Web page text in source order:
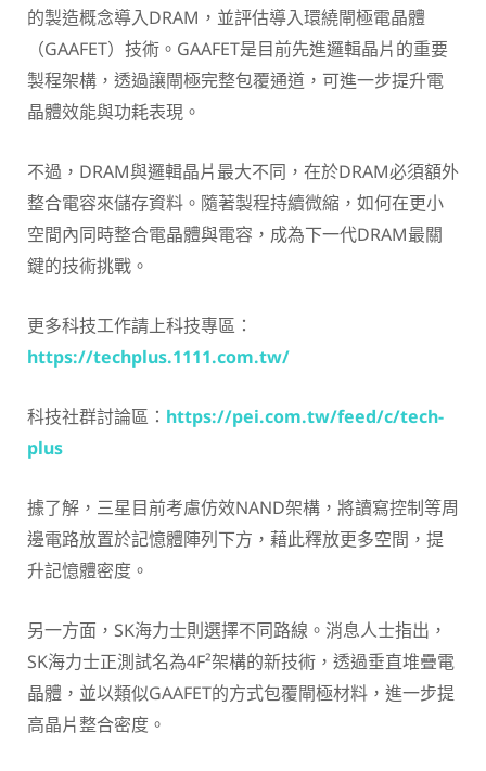
的製造概念導入DRAM，並評估導入環繞閘極電晶體
（GAAFET）技術。GAAFET是目前先進邏輯晶片的重要
製程架構，透過讓閘極完整包覆通道，可進一步提升電
晶體效能與功耗表現。
不過，DRAM與邏輯晶片最大不同，在於DRAM必須額外
整合電容來儲存資料。隨著製程持續微縮，如何在更小
空間內同時整合電晶體與電容，成為下一代DRAM最關
鍵的技術挑戰。
更多科技工作請上科技專區：
https://techplus.1111.com.tw/
科技社群討論區： https://pei.com.tw/feed/c/tech-
plus
據了解，三星目前考慮仿效NAND架構，將讀寫控制等周
邊電路放置於記憶體陣列下方，藉此釋放更多空間，提
升記憶體密度。
另一方面，SK海力士則選擇不同路線。消息人士指出，
SK海力士正測試名為4F²架構的新技術，透過垂直堆疊電
晶體，並以類似GAAFET的方式包覆閘極材料，進一步提
高晶片整合密度。